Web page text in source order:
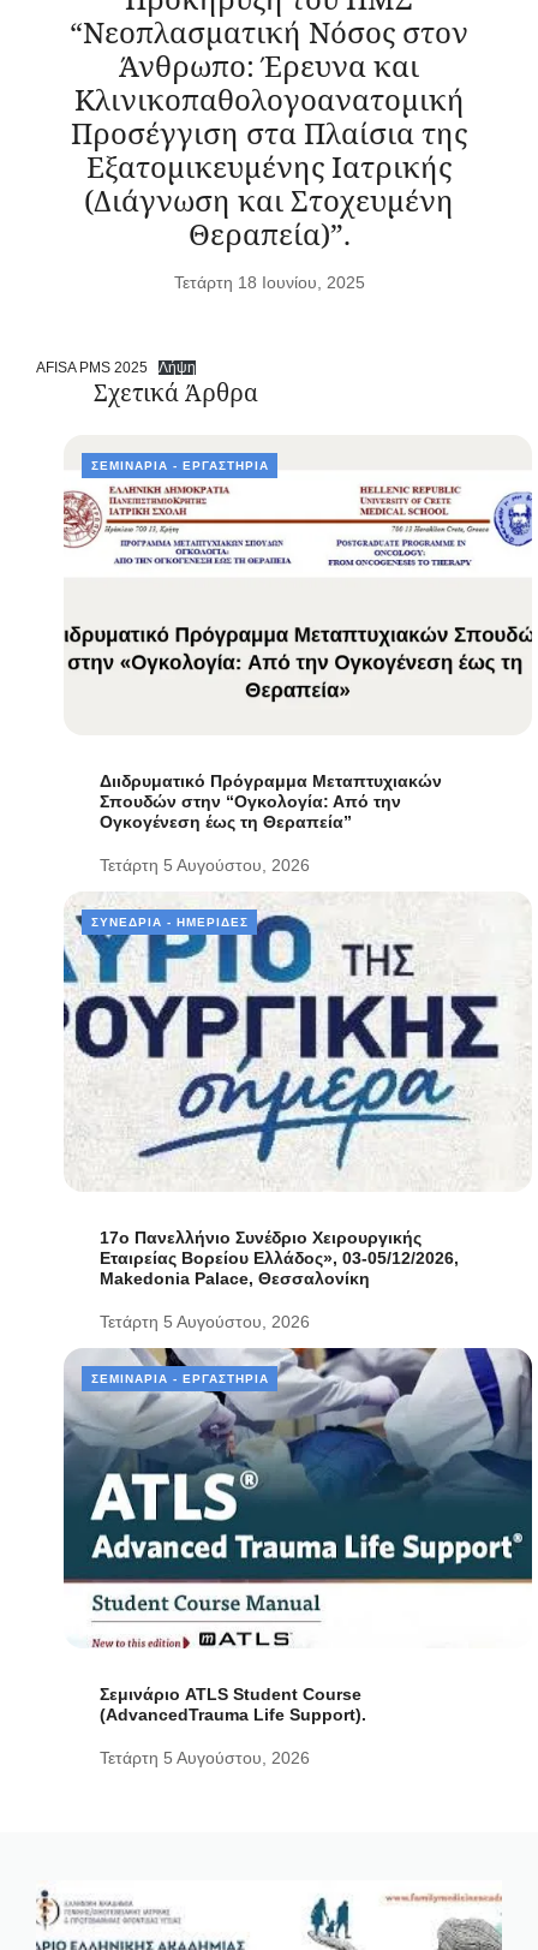
“Νεοπλασματική Νόσος στον
Άνθρωπο: Έρευνα και
Κλινικοπαθολογοανατομική
Προσέγγιση στα Πλαίσια της
Εξατομικευμένης Ιατρικής
(Διάγνωση και Στοχευμένη
Θεραπεία)”.
Τετάρτη 18 Ιουνίου, 2025
AFISA PMS 2025 Λήψη
Σχετικά Άρθρα
ΣΕΜΙΝΆΡΙΑ - ΕΡΓΑΣΤΉΡΙΑ
Διιδρυματικό Πρόγραμμα Μεταπτυχιακών
Σπουδών στην “Ογκολογία: Από την
Ογκογένεση έως τη Θεραπεία”
Τετάρτη 5 Αυγούστου, 2026
ΣΥΝΈΔΡΙΑ - ΗΜΕΡΊΔΕΣ
17ο Πανελλήνιο Συνέδριο Χειρουργικής
Εταιρείας Βορείου Ελλάδος», 03-05/12/2026,
Makedonia Palace, Θεσσαλονίκη
Τετάρτη 5 Αυγούστου, 2026
ΣΕΜΙΝΆΡΙΑ - ΕΡΓΑΣΤΉΡΙΑ
Σεμινάριο ATLS Student Course
(AdvancedTrauma Life Support).
Τετάρτη 5 Αυγούστου, 2026